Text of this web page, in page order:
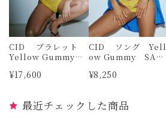
CID ブラレット
Yellow Gummy S
¥17,600
CID ソング Yell
ow Gummy SARD
¥8,250
最近チェックした商品